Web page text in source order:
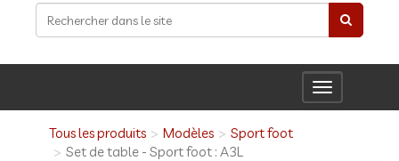
Toggle
navigation
Tous les produits
Modèles
Sport foot
Set de table - Sport foot : A3L